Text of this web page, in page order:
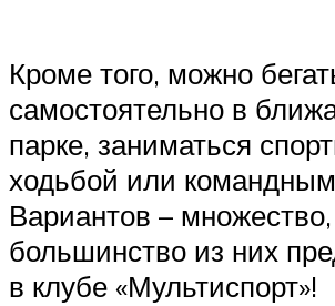
Кроме того, можно
самостоятельно в
парке, заниматься
ходьбой или
Вариантов –
большинство из них
в клубе «Мультиспорт»!